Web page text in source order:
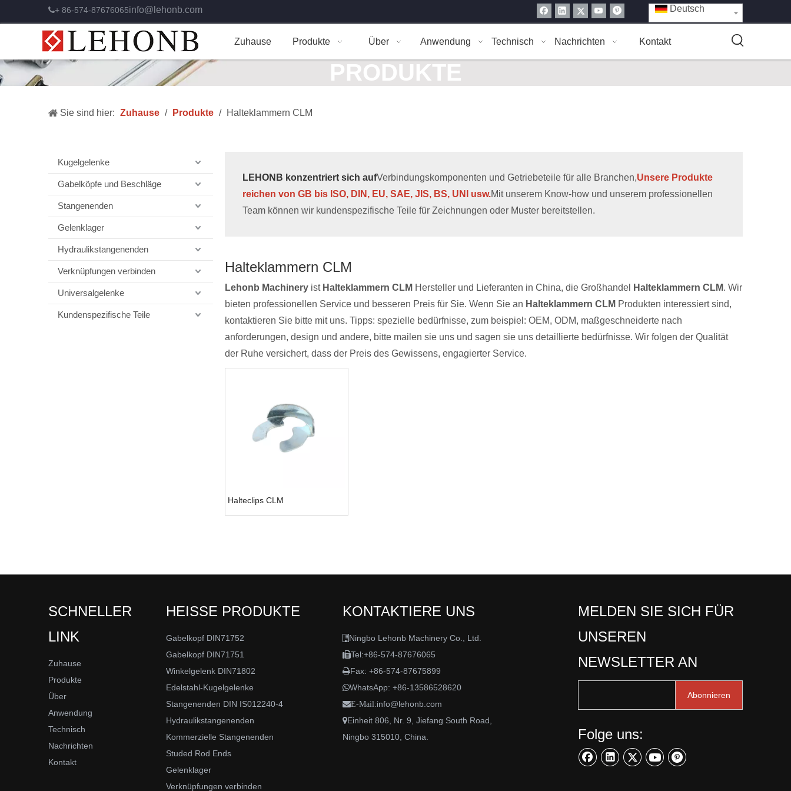
+ 86-574-87676065info@lehonb.com Deutsch
Zuhause Produkte Über Anwendung Technisch Nachrichten Kontakt
PRODUKTE
Sie sind hier: Zuhause / Produkte / Halteklammern CLM
Kugelgelenke
Gabelköpfe und Beschläge
Stangenenden
Gelenklager
Hydraulikstangenenden
Verknüpfungen verbinden
Universalgelenke
Kundenspezifische Teile
LEHONB konzentriert sich aufVerbindungskomponenten und Getriebeteile für alle Branchen,Unsere Produkte
reichen von GB bis ISO, DIN, EU, SAE, JIS, BS, UNI usw.Mit unserem Know-how und unserem professionellen
Team können wir kundenspezifische Teile für Zeichnungen oder Muster bereitstellen.
Halteklammern CLM
Lehonb Machinery ist Halteklammern CLM Hersteller und Lieferanten in China, die Großhandel Halteklammern CLM. Wir
bieten professionellen Service und besseren Preis für Sie. Wenn Sie an Halteklammern CLM Produkten interessiert sind,
kontaktieren Sie bitte mit uns. Tipps: spezielle bedürfnisse, zum beispiel: OEM, ODM, maßgeschneiderte nach
anforderungen, design und andere, bitte mailen sie uns und sagen sie uns detaillierte bedürfnisse. Wir folgen der Qualität
der Ruhe versichert, dass der Preis des Gewissens, engagierter Service.
Halteclips CLM
SCHNELLER
LINK
Zuhause
Produkte
Über
Anwendung
Technisch
Nachrichten
Kontakt
HEISSE PRODUKTE
Gabelkopf DIN71752
Gabelkopf DIN71751
Winkelgelenk DIN71802
Edelstahl-Kugelgelenke
Stangenenden DIN IS012240-4
Hydraulikstangenenden
Kommerzielle Stangenenden
Studed Rod Ends
Gelenklager
Verknüpfungen verbinden
KONTAKTIERE UNS
 Ningbo Lehonb Machinery Co., Ltd.
Tel:+86-574-87676065
Fax: +86-574-87675899
WhatsApp: +86-13586528620
E-Mail:info@lehonb.com
Einheit 806, Nr. 9, Jiefang South Road,
Ningbo 315010, China.
MELDEN SIE SICH FÜR
UNSEREN
NEWSLETTER AN
Abonnieren
Folge uns: